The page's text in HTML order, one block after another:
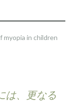
in children
は、更なる